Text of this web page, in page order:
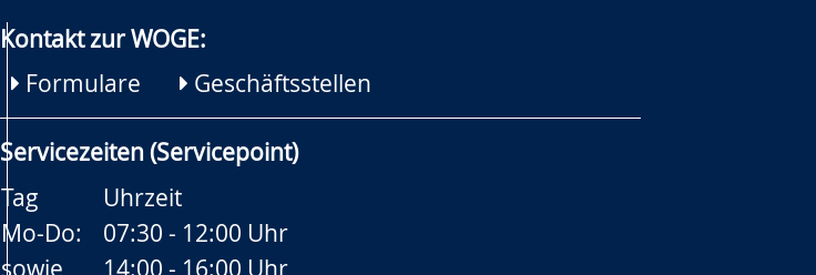
Kontakt zur WOGE:
Formulare
Geschäftsstellen
Servicezeiten (Servicepoint)
Tag
Uhrzeit
Mo-Do:
07:30 - 12:00 Uhr
sowie
14:00 - 16:00 Uhr